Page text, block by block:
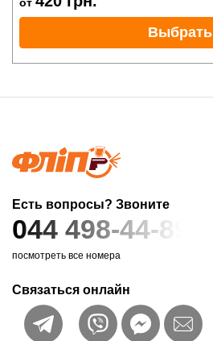
от
Выбрать
Есть вопросы? Звоните
044 498-44-89
посмотреть все номера
Связаться онлайн